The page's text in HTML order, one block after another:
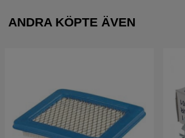
ANDRA KÖPTE ÄVEN